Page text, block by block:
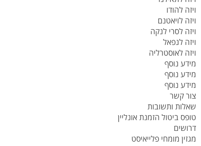
ויזה להודו
ויזה לויאטנם
ויזה לסרי לנקה
ויזה לנפאל
ויזה לאוסטרליה
מידע נוסף
מידע נוסף
מידע נוסף
צור קשר
שאלות ותשובות
טופס ביטול הזמנת אונליין
דרושים
מגזין מומחי פלייאיסט